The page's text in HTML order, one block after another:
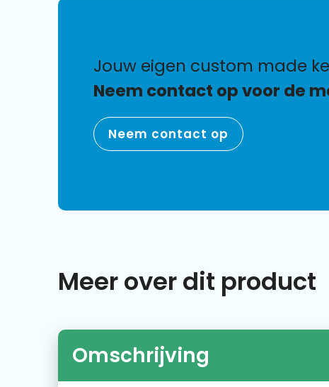
jouw eigen custom made
Neem contact op voor de
Neem contact op
Meer over dit product
Omschrijving